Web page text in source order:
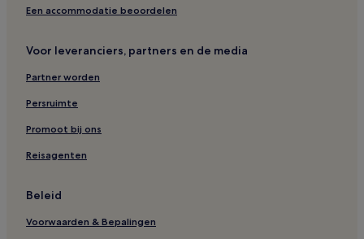
Hotels in Durban
Hotels in Victoria Falls
Hotels in Essaouira
Hotels in Nairobi
Hotels in Cairo
Hotels in Abidjan
Hotels in Luxor
Hotels in Dakhla
Een accommodatie beoordelen
Voor leveranciers, partners en de media
Partner worden
Persruimte
Promoot bij ons
Reisagenten
Beleid
Voorwaarden & Bepalingen